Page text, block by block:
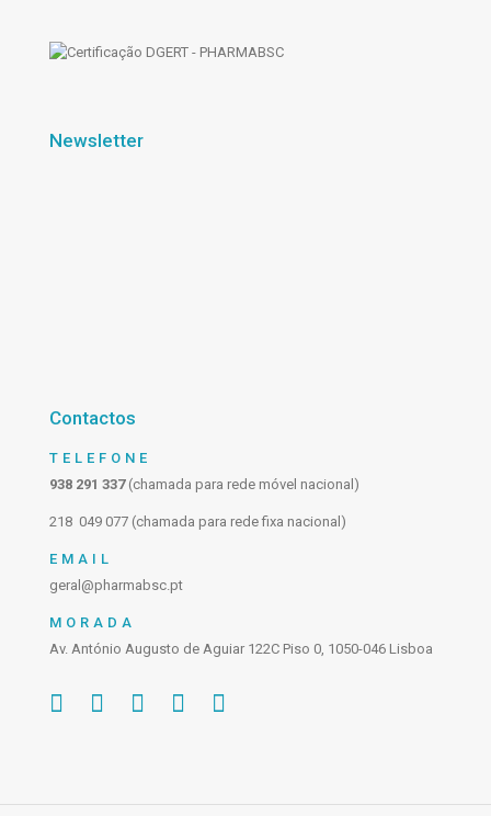
Newsletter
Contactos
TELEFONE
938 291 337(chamada para rede móvel nacional)
218 049 077 (chamada para rede fixa nacional)
EMAIL
geral@pharmabsc.pt
MORADA
Av. António Augusto de Aguiar 122C Piso 0, 1050-046 Lisboa